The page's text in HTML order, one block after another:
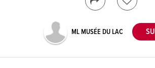
ML MUSÉE DU LAC